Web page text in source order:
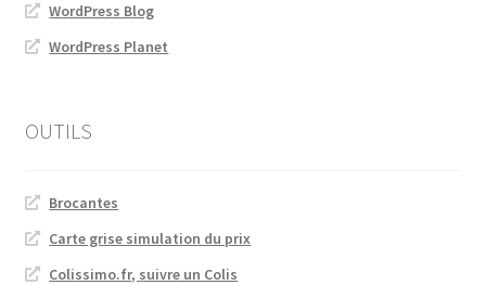
WordPress Blog
WordPress Planet
OUTILS
Brocantes
Carte grise simulation du prix
Colissimo.fr, suivre un Colis